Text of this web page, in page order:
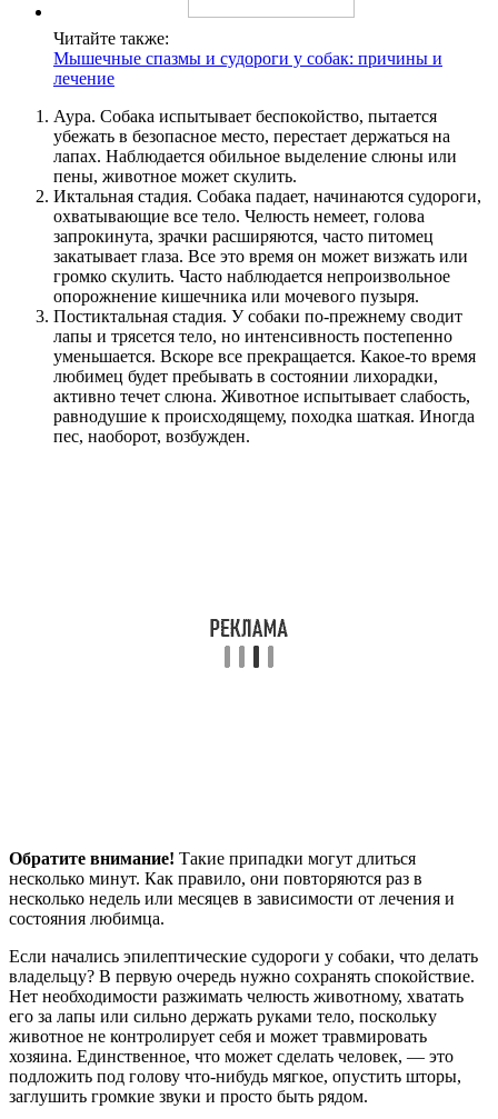
Читайте также:
Мышечные спазмы и судороги у собак: причины и
лечение
Аура. Собака испытывает беспокойство, пытается
убежать в безопасное место, перестает держаться на
лапах. Наблюдается обильное выделение слюны или
пены, животное может скулить.
Иктальная стадия. Собака падает, начинаются судороги,
охватывающие все тело. Челюсть немеет, голова
запрокинута, зрачки расширяются, часто питомец
закатывает глаза. Все это время он может визжать или
громко скулить. Часто наблюдается непроизвольное
опорожнение кишечника или мочевого пузыря.
Постиктальная стадия. У собаки по-прежнему сводит
лапы и трясется тело, но интенсивность постепенно
уменьшается. Вскоре все прекращается. Какое-то время
любимец будет пребывать в состоянии лихорадки,
активно течет слюна. Животное испытывает слабость,
равнодушие к происходящему, походка шаткая. Иногда
пес, наоборот, возбужден.
Обратите внимание! Такие припадки могут длиться
несколько минут. Как правило, они повторяются раз в
несколько недель или месяцев в зависимости от лечения и
состояния любимца.
Если начались эпилептические судороги у собаки, что делать
владельцу? В первую очередь нужно сохранять спокойствие.
Нет необходимости разжимать челюсть животному, хватать
его за лапы или сильно держать руками тело, поскольку
животное не контролирует себя и может травмировать
хозяина. Единственное, что может сделать человек, — это
подложить под голову что-нибудь мягкое, опустить шторы,
заглушить громкие звуки и просто быть рядом.